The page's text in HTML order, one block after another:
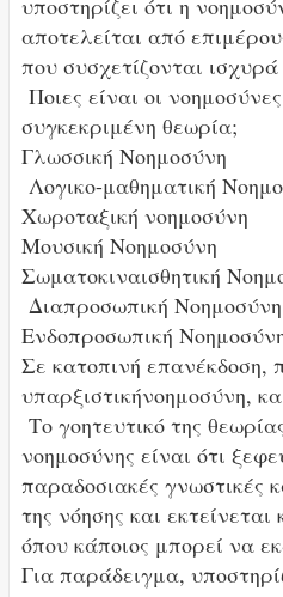
υποστηρίζει ότι η
αποτελείται από
που συσχετίζονται
Ποιες είναι οι
συγκεκριμένη θεωρία;
Γλωσσική Νοημοσύνη
Λογικο-μαθηματική
Χωροταξική νοημοσύνη
Μουσική Νοημοσύνη
Σωματοκιναισθητική
Διαπροσωπική Νοημοσύνη
Ενδοπροσωπική
Σε κατοπινή επανέκδοση,
υπαρξιστικήνοημοσύνη,
Το γοητευτικό της
νοημοσύνης είναι ότι
παραδοσιακές γνωστικές
της νόησης και
όπου κάποιος μπορεί να
Για παράδειγμα,